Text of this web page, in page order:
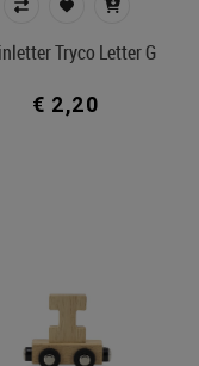
Tryco Letter G
€ 2,20